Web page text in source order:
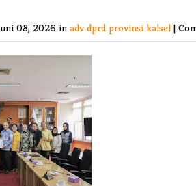
08, 2026 in adv dprd provinsi kalsel |